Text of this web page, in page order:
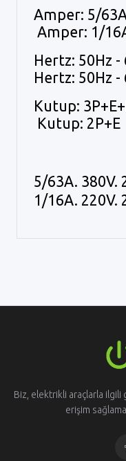
Amper: 1/
Hertz:
Hertz: 50Hz -
Kutup:
Kutup: 2P+E
5/63A. 380V.
1/16A. 220V.
Biz, elektrikli araçlarla ilgili
erişim